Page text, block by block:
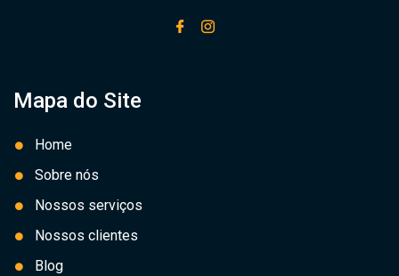
Mapa do Site
Home
Sobre nós
Nossos serviços
Nossos clientes
Blog